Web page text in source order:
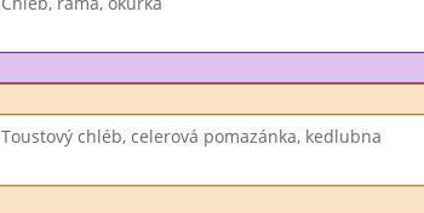
Toustový chléb, celerová pomazánka, kedlubna